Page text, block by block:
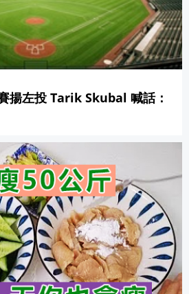
揚左投 Tarik Skubal 喊話：